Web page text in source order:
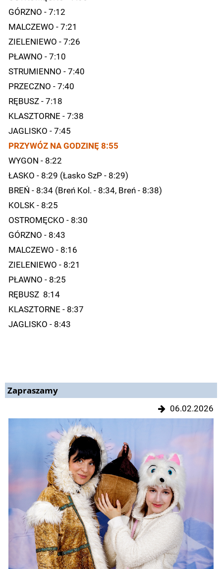
GÓRZNO - 7:12
MALCZEWO - 7:21
ZIELENIEWO - 7:26
PŁAWNO - 7:10
STRUMIENNO - 7:40
PRZECZNO - 7:40
RĘBUSZ - 7:18
KLASZTORNE - 7:38
JAGLISKO - 7:45
PRZYWÓZ NA GODZINĘ 8:55
WYGON - 8:22
ŁASKO - 8:29 (Łasko SzP - 8:29)
BREŃ - 8:34 (Breń Kol. - 8:34, Breń - 8:38)
KOLSK - 8:25
OSTROMĘCKO - 8:30
GÓRZNO - 8:43
MALCZEWO - 8:16
ZIELENIEWO - 8:21
PŁAWNO - 8:25
RĘBUSZ 8:14
KLASZTORNE - 8:37
JAGLISKO - 8:43
Zapraszamy
06.02.2026